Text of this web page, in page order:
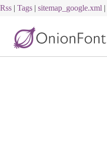
Rss | Tags | sitemap_google.xml |